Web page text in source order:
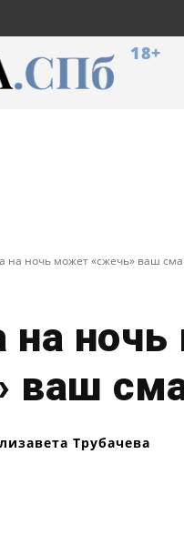
18+
на ночь может «сжечь» ваш
на
ваш
Трубачева